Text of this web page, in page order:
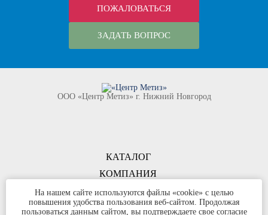
ПОЖАЛОВАТЬСЯ
ЗАДАТЬ ВОПРОС
КОМПАНИЯ
ООО «Центр Метиз» г. Нижний Новгород
КАТАЛОГ
КОНТАКТЫ
©ООО «Центр Метиз» 2000-2026
На нашем сайте используются файлы «cookie» с целью
повышения удобства пользования веб-сайтом. Продолжая
пользоваться данным сайтом, вы подтверждаете свое согласие